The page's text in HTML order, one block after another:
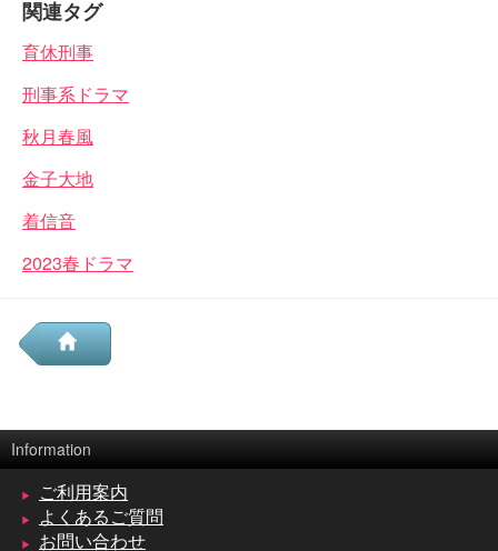
関連タグ
育休刑事
刑事系ドラマ
秋月春風
金子大地
着信音
2023春ドラマ
Information
ご利用案内
よくあるご質問
お問い合わせ